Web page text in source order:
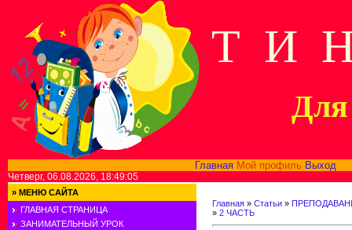
Т И
Для
Главная Мой профиль Выход
Четверг, 06.08.2026, 18:49:05
» МЕНЮ САЙТА
ГЛАВНАЯ СТРАНИЦА
ЗАНИМАТЕЛЬНЫЙ УРОК
Главная » Статьи »
» 2 ЧАСТЬ